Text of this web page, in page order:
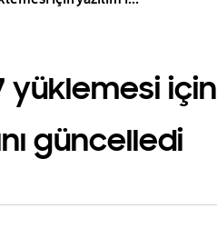
yüklemesi için
güncelledi